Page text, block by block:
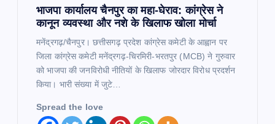
भाजपा कार्यालय चैनपुर का महा-घेराव: कांग्रेस ने
कानून व्यवस्था और नशे के खिलाफ खोला मोर्चा
मनेंद्रगढ़/चैनपुर। छत्तीसगढ़ प्रदेश कांग्रेस कमेटी के आह्वान पर
जिला कांग्रेस कमेटी मनेंद्रगढ़-चिरमिरी-भरतपुर (MCB) ने गुरुवार
को भाजपा की जनविरोधी नीतियों के खिलाफ जोरदार विरोध प्रदर्शन
किया। भारी संख्या में जुटे…
Spread the love